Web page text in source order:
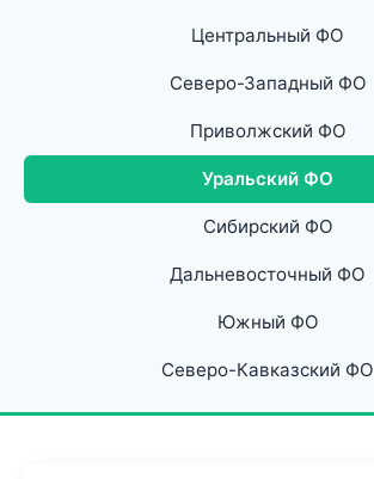
Центральный ФО
Северо-Западный ФО
Приволжский ФО
Уральский ФО
Сибирский ФО
Дальневосточный ФО
Южный ФО
Северо-Кавказский ФО